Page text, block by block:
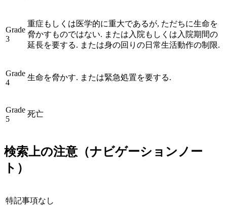
Grade
3
重症もしくは医学的に重大であるが, ただちに生命を
脅かすものではない. または入院もしくは入院期間の
延長を要する. または身の回りの日常生活動作の制限.
Grade
4
生命を脅かす. または緊急処置を要する.
Grade
5
死亡
検索上の注意（ナビゲーションノー
ト）
特記事項なし